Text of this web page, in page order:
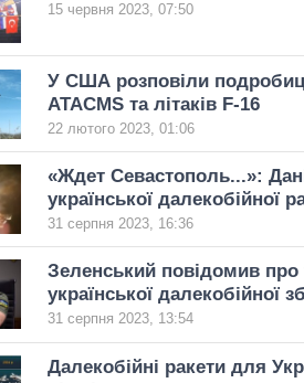
15 червня 2023, 07:50
У США розповіли
ATACMS та літаків F-16
22 лютого 2023, 01:06
«Ждет Севастополь...»:
української далекобійної
31 серпня 2023, 16:36
Зеленський повідомив про
української далекобійної
31 серпня 2023, 13:54
Далекобійні ракети для